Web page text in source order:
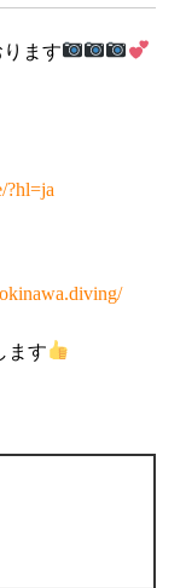
ます
?hl=ja
ます